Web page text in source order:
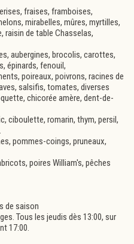
fraises, framboises,
mirabelles, mûres, myrtilles,
raisin de table Chasselas,
aubergines, brocolis, carottes,
épinards, fenouil,
poireaux, poivrons, racines de
salsifis, tomates, diverses
chicorée amère, dent-de-
ciboulette, romarin, thym, persil,
pommes-coings, pruneaux,
poires William's, pêches
de saison
Tous les jeudis dès 13:00, sur
17:00.